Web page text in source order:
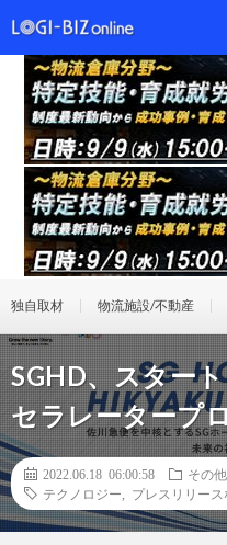
独自取材 物流施設/不動産
SGHD、スター
セラレータープ
2022.06.18 06:00:58
その他
テクノロジー
プレスリリース